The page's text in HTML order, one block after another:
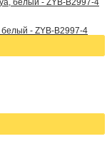
- ZYB-B2997-4